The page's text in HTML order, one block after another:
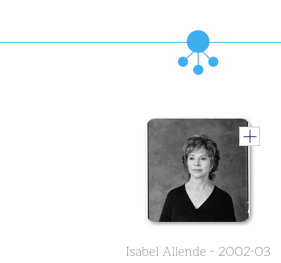
Isabel Allende - 2002-03